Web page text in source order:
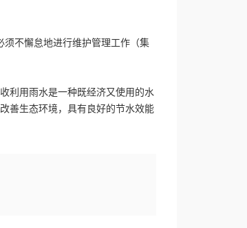
须不懈怠地进行维护管理工作（集
利用雨水是一种既经济又使用的水
善生态环境，具有良好的节水效能